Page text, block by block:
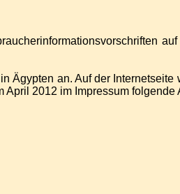
Ägypten an. Auf der Internetseite
2012 im Impressum folgende